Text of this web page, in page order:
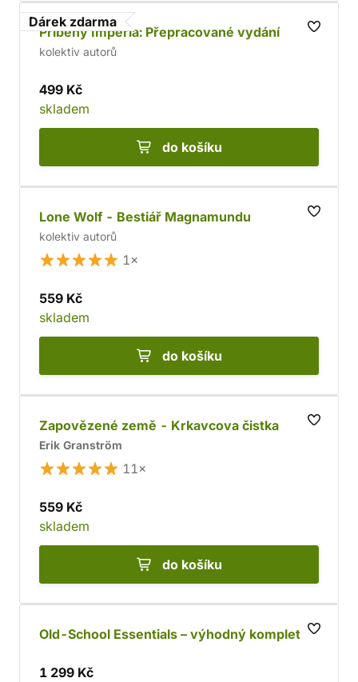
Dárek zdarma
Příběhy Impéria: Přepracované vydání
kolektiv autorů
499 Kč
skladem
do košíku
Lone Wolf - Bestiář Magnamundu
kolektiv autorů
1×
559 Kč
skladem
do košíku
Zapovězené země - Krkavcova čistka
Erik Granström
11×
559 Kč
skladem
do košíku
Old-School Essentials – výhodný komplet
1 299 Kč